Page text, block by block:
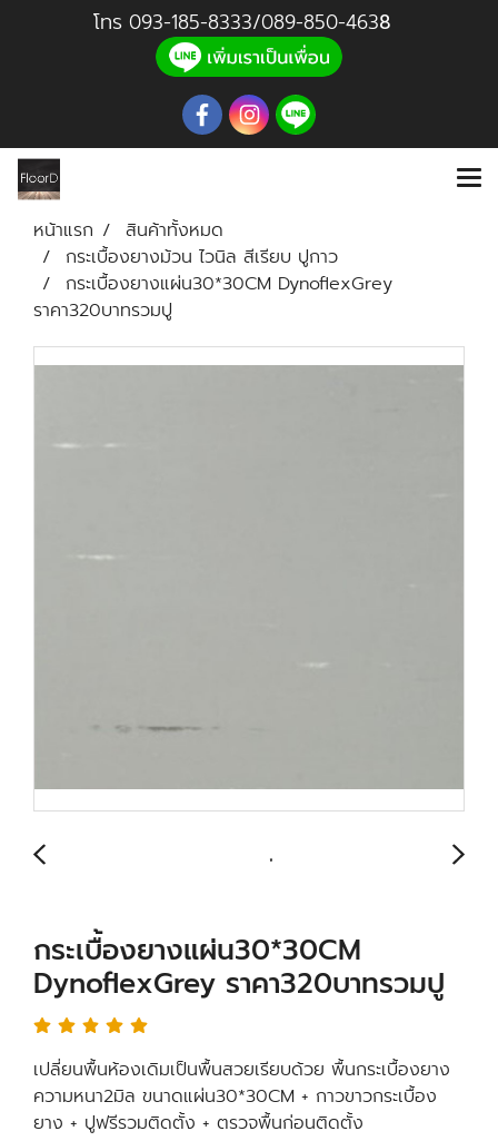
โทร 093-185-8333/089-850-4638
หน้าแรก
สินค้าทั้งหมด
กระเบื้องยางม้วน ไวนิล สีเรียบ ปูกาว
กระเบื้องยางแผ่น30*30CM DynoflexGrey
ราคา320บาทรวมปู
กระเบื้องยางแผ่น30*30CM
DynoflexGrey ราคา320บาทรวมปู
เปลี่ยนพื้นห้องเดิมเป็นพื้นสวยเรียบด้วย พื้นกระเบื้องยาง
ความหนา2มิล ขนาดแผ่น30*30CM + กาวขาวกระเบื้อง
ยาง + ปูฟรีรวมติดตั้ง + ตรวจพื้นก่อนติดตั้ง